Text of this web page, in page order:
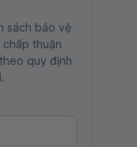
sách bảo vệ
chấp thuận
quy định